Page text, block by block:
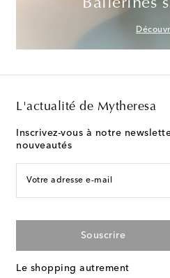
Ballerines
L'actualité de Mytheresa
Inscrivez-vous à notre
nouveautés
Votre adresse e-mail
Souscrire
Le shopping autrement